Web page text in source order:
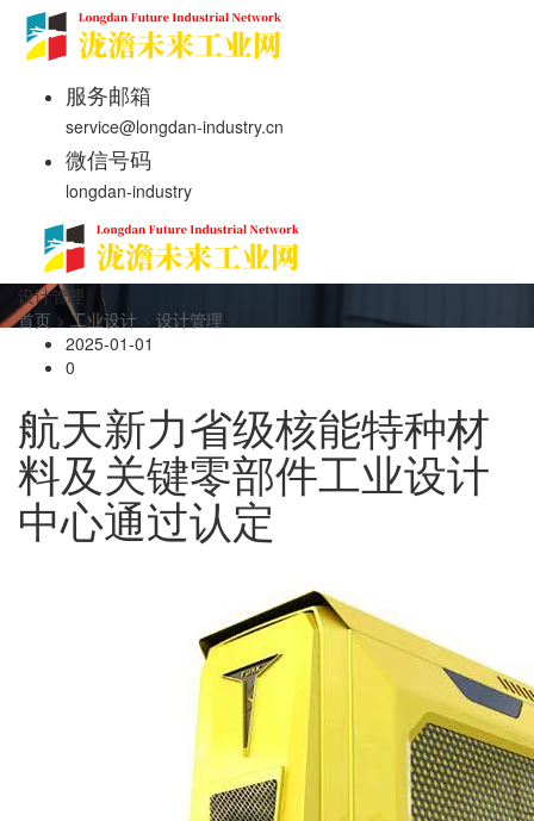
服务邮箱
service@longdan-industry.cn
微信号码
longdan-industry
设计管理
首页 > 工业设计 > 设计管理
2025-01-01
0
航天新力省级核能特种材
料及关键零部件工业设计
中心通过认定